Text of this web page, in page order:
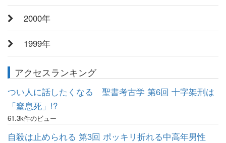
2000年
1999年
アクセスランキング
つい人に話したくなる 聖書考古学 第6回 十字架刑は
「窒息死」!?
61.3k件のビュー
自殺は止められる 第3回 ポッキリ折れる中高年男性